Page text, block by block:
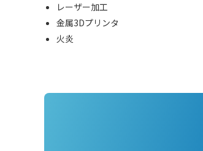
レーザー加工
金属3Dプリンタ
火炎